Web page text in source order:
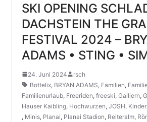
SKI OPENING
DACHSTEIN THE
FESTIVAL 2024 –
ADAMS • STING •
24. Juni 2024
rsch
Bottelix, BRYAN ADAMS, Familien,
Familienurlaub, Freeriden, freeski, Galliern,
Hauser Kaibling, Hochwurzen, JOSH,
, Minis, Planai, Planai Stadion, Reiteralm,